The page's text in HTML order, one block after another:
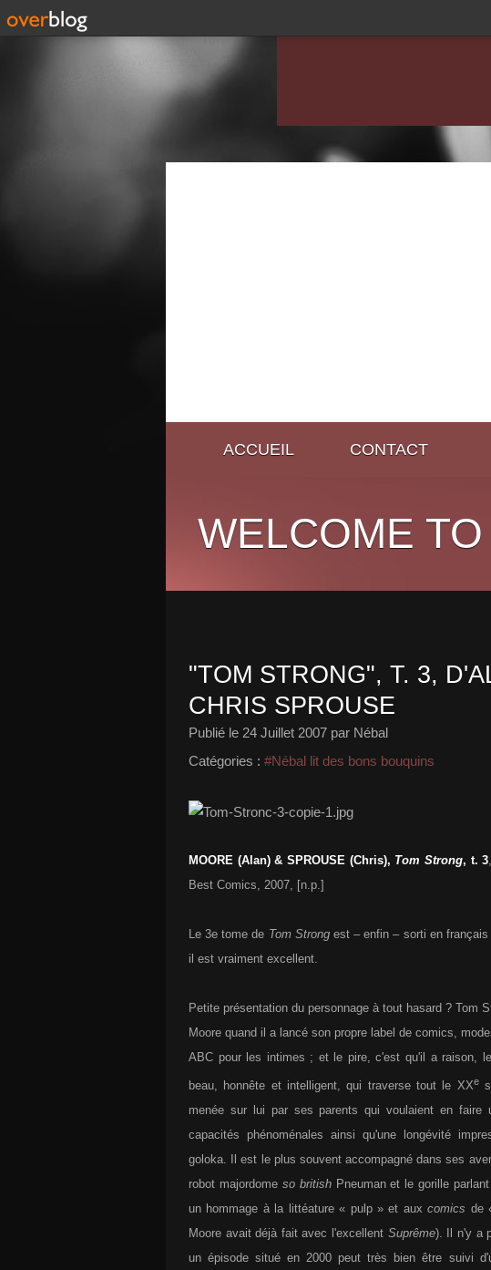
ACCUEIL CONTACT
WELCOME
"TOM STRONG", T. 3,
CHRIS SPROUSE
Publié le 24 Juillet 2007 par Nébal
Catégories : #Nébal lit des bons bouquins
MOORE (Alan) & SPROUSE (Chris), Tom Strong, t. 3
Best Comics, 2007, [n.p.]
Le 3e tome de Tom Strongest – enfin – sorti en
il est vraiment excellent.
Petite présentation du personnage à tout hasard ? Tom
Moore quand il a lancé son propre label de comics,
ABC pour les intimes ; et le pire, c'est qu'il a raison,
beau, honnête et intelligent, qui traverse tout le XXe
menée sur lui par ses parents qui voulaient en faire
capacités phénoménales ainsi qu'une longévité
goloka. Il est le plus souvent accompagné dans ses
robot majordome so britishPneuman et le gorille
un hommage à la littéature « pulp » et auxcomics de
Moore avait déjà fait avec l'excellent Suprême). Il n'y a
un épisode situé en 2000 peut très bien être suivi